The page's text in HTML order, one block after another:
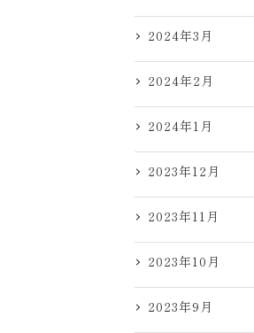
2024年3月
2024年2月
2024年1月
2023年12月
2023年11月
2023年10月
2023年9月